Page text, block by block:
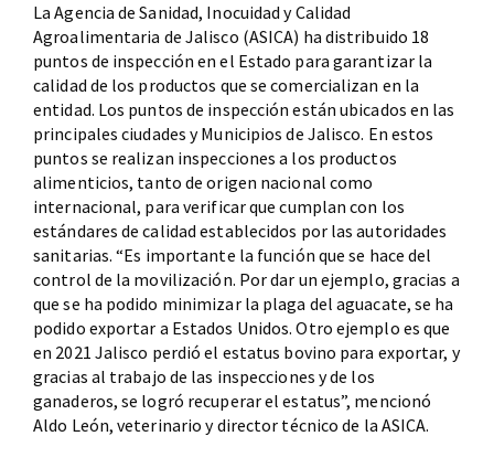
La Agencia de Sanidad, Inocuidad y Calidad
Agroalimentaria de Jalisco (ASICA) ha distribuido 18
puntos de inspección en el Estado para garantizar la
calidad de los productos que se comercializan en la
entidad. Los puntos de inspección están ubicados en las
principales ciudades y Municipios de Jalisco. En estos
puntos se realizan inspecciones a los productos
alimenticios, tanto de origen nacional como
internacional, para verificar que cumplan con los
estándares de calidad establecidos por las autoridades
sanitarias. “Es importante la función que se hace del
control de la movilización. Por dar un ejemplo, gracias a
que se ha podido minimizar la plaga del aguacate, se ha
podido exportar a Estados Unidos. Otro ejemplo es que
en 2021 Jalisco perdió el estatus bovino para exportar, y
gracias al trabajo de las inspecciones y de los
ganaderos, se logró recuperar el estatus”, mencionó
Aldo León, veterinario y director técnico de la ASICA.